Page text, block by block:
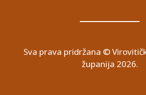
Sva prava pridržana ©
županija 2026.